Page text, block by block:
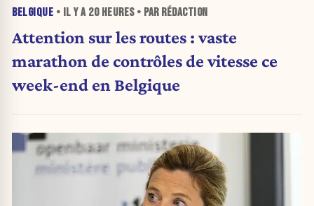
BELGIQUE • IL Y A 20 HEURES• PAR RÉDACTION
Attention sur les routes : vaste
marathon de contrôles de vitesse ce
week-end en Belgique